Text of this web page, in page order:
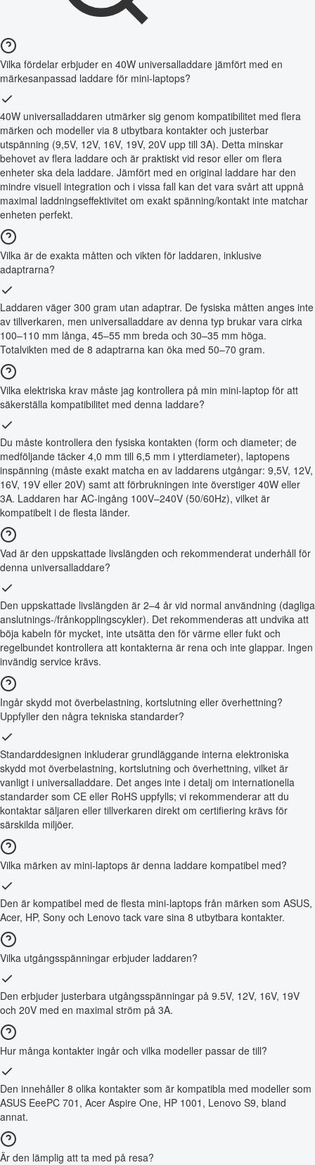
Vilka fördelar erbjuder en 40W universalladdare jämfört med en
märkesanpassad laddare för mini-laptops?
40W universalladdaren utmärker sig genom kompatibilitet med flera
märken och modeller via 8 utbytbara kontakter och justerbar
utspänning (9,5V, 12V, 16V, 19V, 20V upp till 3A). Detta minskar
behovet av flera laddare och är praktiskt vid resor eller om flera
enheter ska dela laddare. Jämfört med en original laddare har den
mindre visuell integration och i vissa fall kan det vara svårt att uppnå
maximal laddningseffektivitet om exakt spänning/kontakt inte matchar
enheten perfekt.
Vilka är de exakta måtten och vikten för laddaren, inklusive
adaptrarna?
Laddaren väger 300 gram utan adaptrar. De fysiska måtten anges inte
av tillverkaren, men universalladdare av denna typ brukar vara cirka
100–110 mm långa, 45–55 mm breda och 30–35 mm höga.
Totalvikten med de 8 adaptrarna kan öka med 50–70 gram.
Vilka elektriska krav måste jag kontrollera på min mini-laptop för att
säkerställa kompatibilitet med denna laddare?
Du måste kontrollera den fysiska kontakten (form och diameter; de
medföljande täcker 4,0 mm till 6,5 mm i ytterdiameter), laptopens
inspänning (måste exakt matcha en av laddarens utgångar: 9,5V, 12V,
16V, 19V eller 20V) samt att förbrukningen inte överstiger 40W eller
3A. Laddaren har AC-ingång 100V–240V (50/60Hz), vilket är
kompatibelt i de flesta länder.
Vad är den uppskattade livslängden och rekommenderat underhåll för
denna universalladdare?
Den uppskattade livslängden är 2–4 år vid normal användning (dagliga
anslutnings-/frånkopplingscykler). Det rekommenderas att undvika att
böja kabeln för mycket, inte utsätta den för värme eller fukt och
regelbundet kontrollera att kontakterna är rena och inte glappar. Ingen
invändig service krävs.
Ingår skydd mot överbelastning, kortslutning eller överhettning?
Uppfyller den några tekniska standarder?
Standarddesignen inkluderar grundläggande interna elektroniska
skydd mot överbelastning, kortslutning och överhettning, vilket är
vanligt i universalladdare. Det anges inte i detalj om internationella
standarder som CE eller RoHS uppfylls; vi rekommenderar att du
kontaktar säljaren eller tillverkaren direkt om certifiering krävs för
särskilda miljöer.
Vilka märken av mini-laptops är denna laddare kompatibel med?
Den är kompatibel med de flesta mini-laptops från märken som ASUS,
Acer, HP, Sony och Lenovo tack vare sina 8 utbytbara kontakter.
Vilka utgångsspänningar erbjuder laddaren?
Den erbjuder justerbara utgångsspänningar på 9.5V, 12V, 16V, 19V
och 20V med en maximal ström på 3A.
Hur många kontakter ingår och vilka modeller passar de till?
Den innehåller 8 olika kontakter som är kompatibla med modeller som
ASUS EeePC 701, Acer Aspire One, HP 1001, Lenovo S9, bland
annat.
Är den lämplig att ta med på resa?